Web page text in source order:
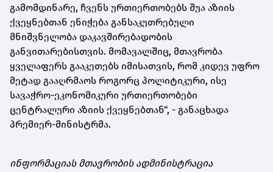
გამომდინარე, ჩვენს ურთიერთობებს შუა აზიის
ქვეყნებთან ენიჭება განსაკუთრებული
მნიშვნელობა დაკავშირებადობის
განვითარებისთვის. მომავალშიც, მთავრობა
ყველაფერს გააკეთებს იმისათვის, რომ კიდევ უფრო
მეტად გააღრმაოს როგორც პოლიტიკური, ისე
სავაჭრო-ეკონომიკური ურთიერთობები
ცენტრალური აზიის ქვეყნებთან“, - განაცხადა
პრემიერ-მინისტრმა.
ინფორმაციას მთავრობის ადმინისტრაცია